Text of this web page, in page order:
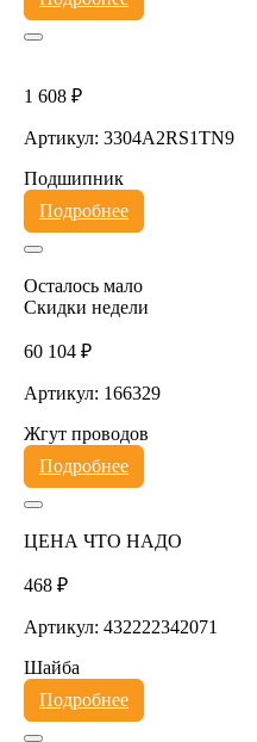
1 608 ₽
Артикул: 3304A2RS1TN9
Подшипник
Подробнее
Осталось мало
Скидки недели
60 104 ₽
Артикул: 166329
Жгут проводов
Подробнее
ЦЕНА ЧТО НАДО
468 ₽
Артикул: 432222342071
Шайба
Подробнее